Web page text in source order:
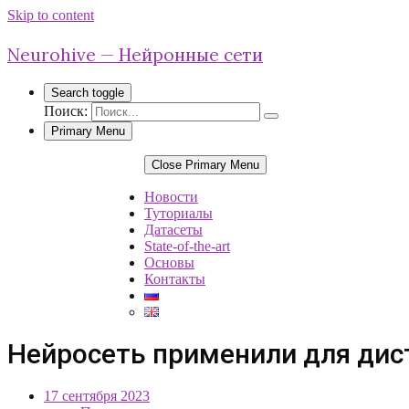
Skip to content
Neurohive — Нейронные сети
Search toggle
Поиск:
Primary Menu
Close Primary Menu
Новости
Туториалы
Датасеты
State-of-the-art
Основы
Контакты
Нейросеть применили для
17 сентября 2023